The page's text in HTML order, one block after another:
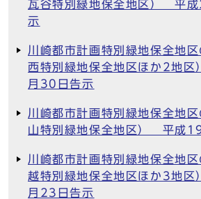
瓦谷特別緑地保全地区） 平
示
川崎都市計画特別緑地保全地
西特別緑地保全地区ほか2地
月30日告示
川崎都市計画特別緑地保全地
山特別緑地保全地区） 平成
川崎都市計画特別緑地保全地
越特別緑地保全地区ほか3地
月23日告示